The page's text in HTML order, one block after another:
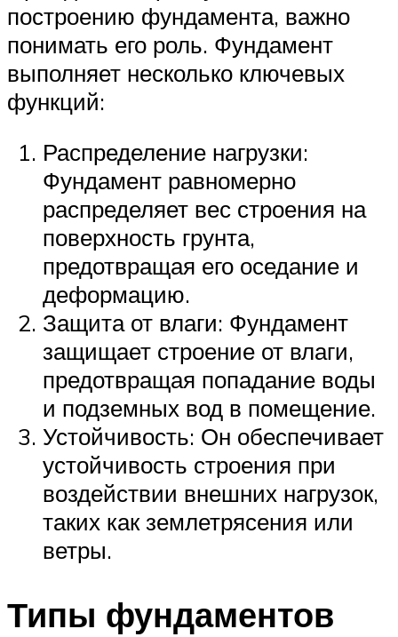
построению фундамента, важно
понимать его роль. Фундамент
выполняет несколько ключевых
функций:
Распределение нагрузки:
Фундамент равномерно
распределяет вес строения на
поверхность грунта,
предотвращая его оседание и
деформацию.
Защита от влаги: Фундамент
защищает строение от влаги,
предотвращая попадание воды
и подземных вод в помещение.
Устойчивость: Он обеспечивает
устойчивость строения при
воздействии внешних нагрузок,
таких как землетрясения или
ветры.
Типы фундаментов